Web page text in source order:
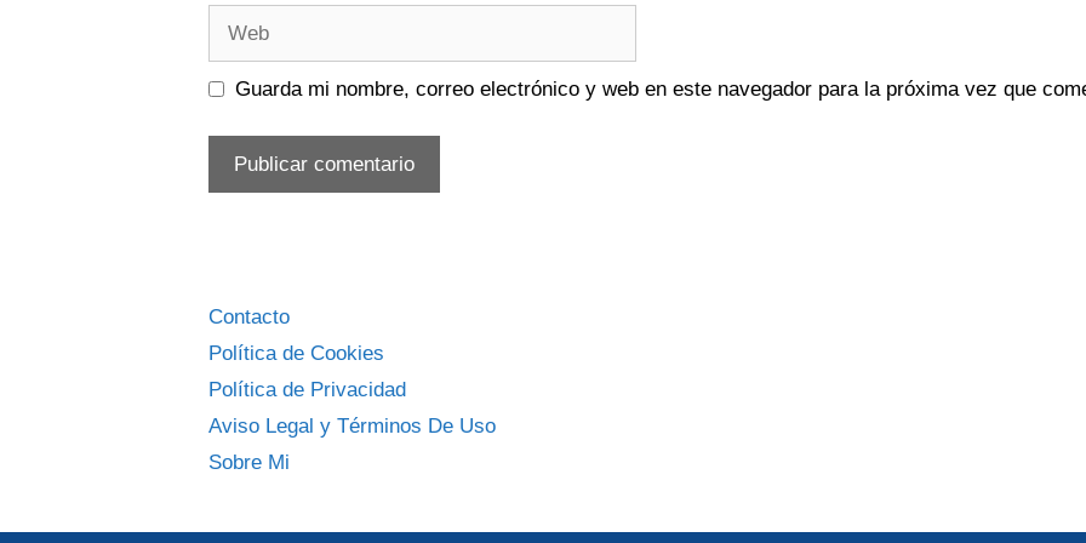
Guarda mi nombre, correo electrónico y web en este navegador para la próxima vez que
Contacto
Política de Cookies
Política de Privacidad
Aviso Legal y Términos De Uso
Sobre Mi